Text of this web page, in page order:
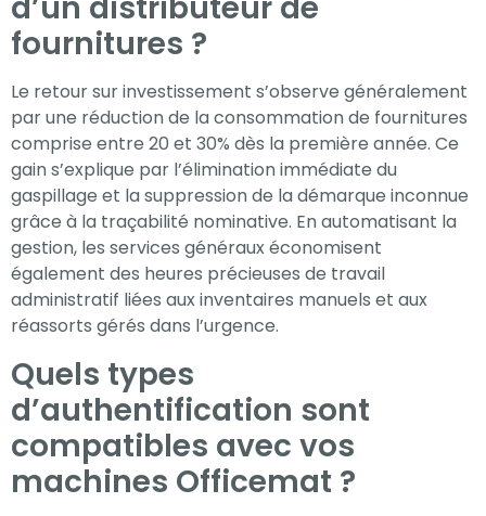
d’un distributeur de
fournitures ?
Le retour sur investissement s’observe généralement
par une réduction de la consommation de fournitures
comprise entre 20 et 30% dès la première année. Ce
gain s’explique par l’élimination immédiate du
gaspillage et la suppression de la démarque inconnue
grâce à la traçabilité nominative. En automatisant la
gestion, les services généraux économisent
également des heures précieuses de travail
administratif liées aux inventaires manuels et aux
réassorts gérés dans l’urgence.
Quels types
d’authentification sont
compatibles avec vos
machines Officemat ?